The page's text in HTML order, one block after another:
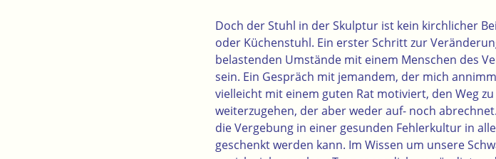
Doch der Stuhl in der Skulptur ist kein kirchlicher
oder Küchenstuhl. Ein erster Schritt zur
belastenden Umstände mit einem Menschen des
sein. Ein Gespräch mit jemandem, der mich
vielleicht mit einem guten Rat motiviert, den Weg
weiterzugehen, der aber weder auf- noch
die Vergebung in einer gesunden Fehlerkultur in
geschenkt werden kann. Im Wissen um unsere